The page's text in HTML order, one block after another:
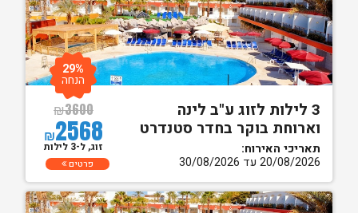
3 לילות לזוג ע"ב לינה
וארוחת בוקר בחדר סטנדרט
תאריכי האירוח:
20/08/2026 עד 30/08/2026
₪3600
₪2568
29%
הנחה
זוג, ל-3 לילות
פרטים